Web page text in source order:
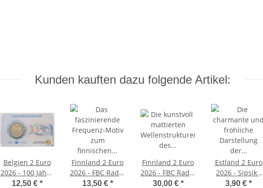
Kunden kauften dazu folgende Artikel:
Belgien 2 Euro
2026 - 100 Jahre
belgische
12,50 € *
Finnland 2 Euro
2026 - FBC Radio
BU Coincard -
13,50 € *
Finnland 2 Euro
2026 - FBC Radio
PP
30,00 € *
Estland 2 Euro
2026 - Sipsik -
unc.
3,90 € *